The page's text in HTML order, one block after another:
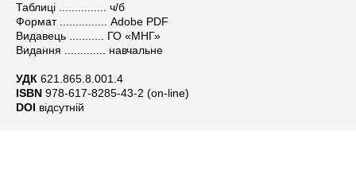
Таблиці ............... ч/б
Формат ............... Adobe PDF
Видавець ........... ГО «МНГ»
Видання ............. навчальне
УДК 621.865.8.001.4
ISBN 978-617-8285-43-2 (оn-line)
DOI відсутній